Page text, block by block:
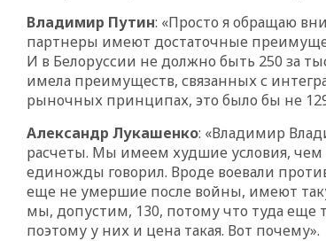
Владимир Путин: «Просто я обращаю
партнеры имеют достаточные
И в Белоруссии не должно быть 250 за
имела преимуществ, связанных с
рыночных принципах, это было бы не
Александр Лукашенко: «Владимир
расчеты. Мы имеем худшие условия, чем
единожды говорил. Вроде воевали
еще не умершие после войны, имеют
мы, допустим, 130, потому что туда еще
поэтому у них и цена такая. Вот почему».